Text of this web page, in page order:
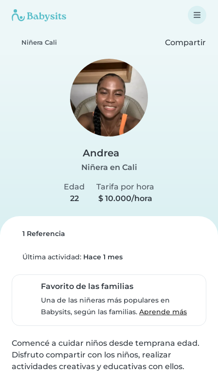
Niñera Cali Compartir
Andrea
Niñera en Cali
Edad
22
Tarifa por hora
$ 10.000/hora
1 Referencia
Última actividad: Hace 1 mes
Favorito de las familias
Una de las niñeras más populares en
Babysits, según las familias.Aprende más
Comencé a cuidar niños desde temprana edad.
Disfruto compartir con los niños, realizar
actividades creativas y educativas con ellos.